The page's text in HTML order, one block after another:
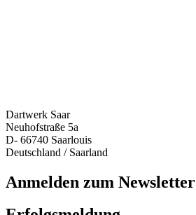
Dartwerk Saar
Neuhofstraße 5a
D- 66740 Saarlouis
Deutschland / Saarland
Anmelden zum Newsletter